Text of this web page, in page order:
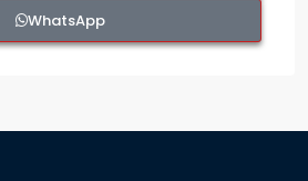
WhatsApp